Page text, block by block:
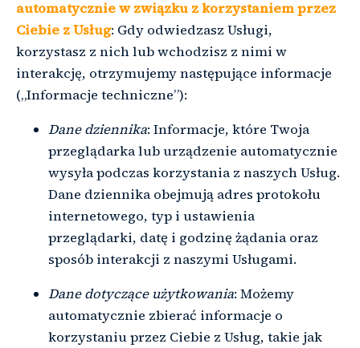
automatycznie w związku z korzystaniem przez
Ciebie z Usług: Gdy odwiedzasz Usługi,
korzystasz z nich lub wchodzisz z nimi w
interakcję, otrzymujemy następujące informacje
(„Informacje techniczne”):
Dane dziennika: Informacje, które Twoja
przeglądarka lub urządzenie automatycznie
wysyła podczas korzystania z naszych Usług.
Dane dziennika obejmują adres protokołu
internetowego, typ i ustawienia
przeglądarki, datę i godzinę żądania oraz
sposób interakcji z naszymi Usługami.
Dane dotyczące użytkowania: Możemy
automatycznie zbierać informacje o
korzystaniu przez Ciebie z Usług, takie jak